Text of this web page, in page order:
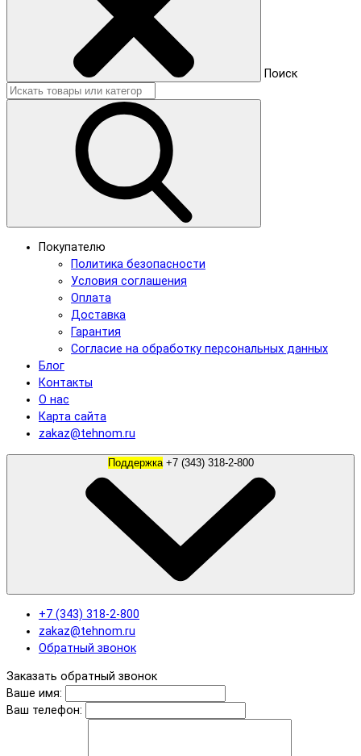
Поиск
Покупателю
Политика безопасности
Условия соглашения
Оплата
Доставка
Гарантия
Согласие на обработку персональных данных
Блог
Контакты
О нас
Карта сайта
zakaz@tehnom.ru
Поддержка +7 (343) 318-2-800
+7 (343) 318-2-800
zakaz@tehnom.ru
Обратный звонок
Заказать обратный звонок
Ваше имя:
Ваш телефон: